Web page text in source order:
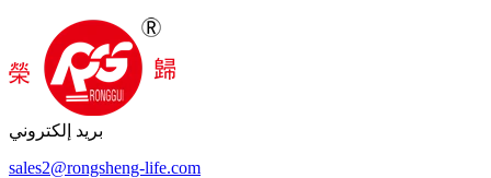
بريد إلكتروني
sales2@rongsheng-life.com